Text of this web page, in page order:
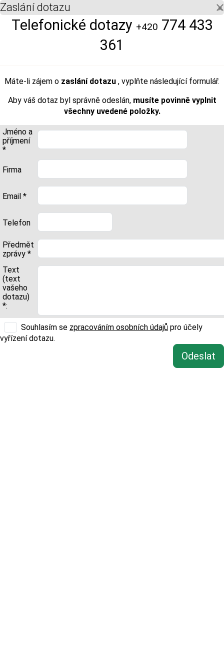
Zaslání dotazu ×
Telefonické dotazy +420 774 433
361
Máte-li zájem o zaslání dotazu , vyplňte následující formulář.
Aby váš dotaz byl správně odeslán, musíte povinně vyplnit
všechny uvedené položky.
Jméno a
příjmení
*
Firma
Email *
Telefon
Předmět
zprávy *
Text
(text
vašeho
dotazu)
*:
Souhlasím se zpracováním osobních údajů pro účely
vyřízení dotazu.